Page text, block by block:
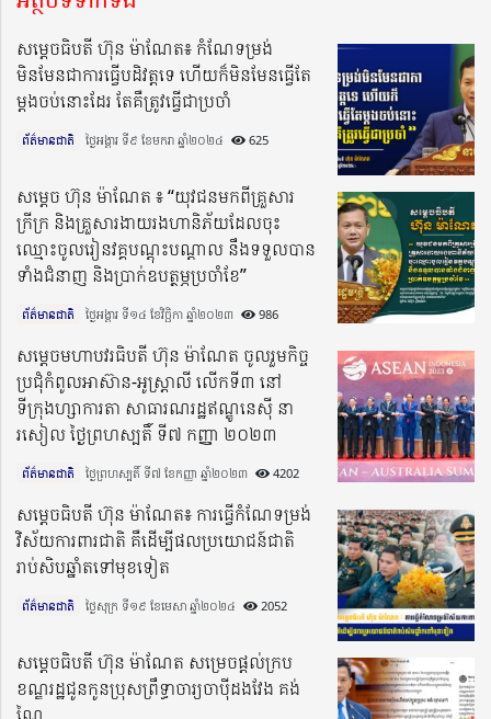
សម្តេចធិបតី ហ៊ុន ម៉ាណែត៖ កំណែទម្រង់
មិនមែនជាការធ្វើបដិវត្តទេ ហើយក៏មិនមែនធ្វើតែ
ម្ដងចប់នោះដែរ តែគឺត្រូវធ្វើជាប្រចាំ
ព័ត៌មានជាតិ ថ្ងៃអង្គារ ទី៩ ខែមករា ឆ្នាំ២០២៤​ 625
សម្ដេច ហ៊ុន ម៉ាណែត ៖ “យុវជនមកពីគ្រួសារ
ក្រីក្រ និងគ្រួសារងាយរងហានិភ័យដែលចុះ
ឈ្មោះចូលរៀនវគ្គបណ្ដុះបណ្ដាល នឹងទទួលបាន
ទាំងជំនាញ និងប្រាក់ឧបត្ថម្ភប្រចាំខែ”
ព័ត៌មានជាតិ ថ្ងៃអង្គារ ទី១៤ ខែវិច្ឆិកា ឆ្នាំ២០២៣​ 986
សម្តេចមហាបវរធិបតី ហ៊ុន ម៉ាណែត ចូលរួមកិច្ច
ប្រជុំកំពូលអាស៊ាន-អូស្ត្រាលី លើកទី៣ នៅ
ទីក្រុងហ្សាការតា សាធារណរដ្ឋឥណ្ឌូនេស៊ី នា
រសៀល ថ្ងៃព្រហស្បតិ៍ ទី៧ កញ្ញា ២០២៣
ព័ត៌មានជាតិ ថ្ងៃព្រហស្បតិ៍ ទី៧ ខែកញ្ញា ឆ្នាំ២០២៣​ 4202
សម្តេចធិបតី ហ៊ុន ម៉ាណែត៖ ការធ្វើកំណែទម្រង់
វិស័យការពារជាតិ គឺដើម្បីផលប្រយោជន៍ជាតិ
រាប់សិបឆ្នាំតទៅមុខទៀត
ព័ត៌មានជាតិ ថ្ងៃសុក្រ ទី១៩ ខែមេសា ឆ្នាំ២០២៤​ 2052
សម្ដេចធិបតី ហ៊ុន ម៉ាណែត សម្រេចផ្ដល់ក្រប
ខណ្ឌរដ្ឋជូនកូនប្រុសព្រឹទ្ធាចារ្យចាប៉ីដងវែង គង់